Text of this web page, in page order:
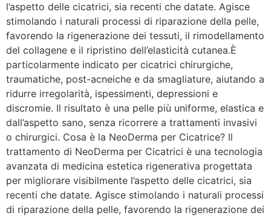
l’aspetto delle cicatrici, sia recenti che datate. Agisce
stimolando i naturali processi di riparazione della pelle,
favorendo la rigenerazione dei tessuti, il rimodellamento
del collagene e il ripristino dell’elasticità cutanea.È
particolarmente indicato per cicatrici chirurgiche,
traumatiche, post-acneiche e da smagliature, aiutando a
ridurre irregolarità, ispessimenti, depressioni e
discromie. Il risultato è una pelle più uniforme, elastica e
dall’aspetto sano, senza ricorrere a trattamenti invasivi
o chirurgici. Cosa è la NeoDerma per Cicatrice? Il
trattamento di NeoDerma per Cicatrici è una tecnologia
avanzata di medicina estetica rigenerativa progettata
per migliorare visibilmente l’aspetto delle cicatrici, sia
recenti che datate. Agisce stimolando i naturali processi
di riparazione della pelle, favorendo la rigenerazione dei